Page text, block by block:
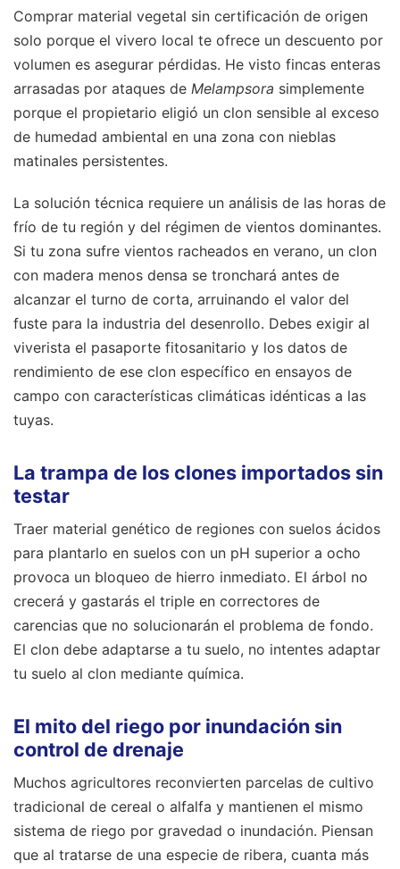
Comprar material vegetal sin certificación de origen
solo porque el vivero local te ofrece un descuento por
volumen es asegurar pérdidas. He visto fincas enteras
arrasadas por ataques de Melampsora simplemente
porque el propietario eligió un clon sensible al exceso
de humedad ambiental en una zona con nieblas
matinales persistentes.
La solución técnica requiere un análisis de las horas de
frío de tu región y del régimen de vientos dominantes.
Si tu zona sufre vientos racheados en verano, un clon
con madera menos densa se tronchará antes de
alcanzar el turno de corta, arruinando el valor del
fuste para la industria del desenrollo. Debes exigir al
viverista el pasaporte fitosanitario y los datos de
rendimiento de ese clon específico en ensayos de
campo con características climáticas idénticas a las
tuyas.
La trampa de los clones importados sin
testar
Traer material genético de regiones con suelos ácidos
para plantarlo en suelos con un pH superior a ocho
provoca un bloqueo de hierro inmediato. El árbol no
crecerá y gastarás el triple en correctores de
carencias que no solucionarán el problema de fondo.
El clon debe adaptarse a tu suelo, no intentes adaptar
tu suelo al clon mediante química.
El mito del riego por inundación sin
control de drenaje
Muchos agricultores reconvierten parcelas de cultivo
tradicional de cereal o alfalfa y mantienen el mismo
sistema de riego por gravedad o inundación. Piensan
que al tratarse de una especie de ribera, cuanta más